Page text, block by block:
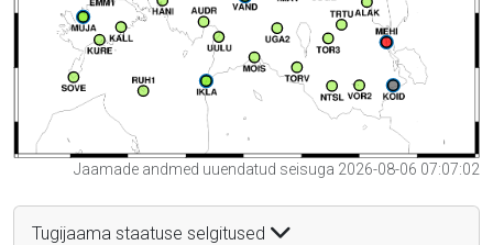
Jaamade andmed uuendatud seisuga 2026-08-06 07:07:02
Tugijaama staatuse selgitused